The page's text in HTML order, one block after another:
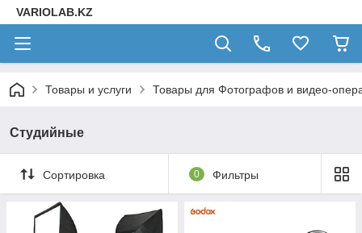
VARIOLAB.KZ
Товары и услуги Товары для Фотографов и видео-
Студийные
Сортировка 0 Фильтры